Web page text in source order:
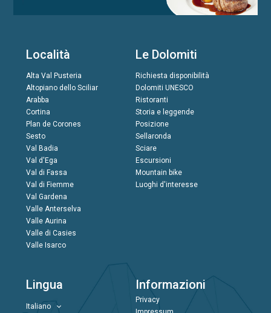
Località
Alta Val Pusteria
Altopiano dello Sciliar
Arabba
Cortina
Plan de Corones
Sesto
Val Badia
Val d'Ega
Val di Fassa
Val di Fiemme
Val Gardena
Valle Anterselva
Valle Aurina
Valle di Casies
Valle Isarco
Le Dolomiti
Richiesta disponibilità
Dolomiti UNESCO
Ristoranti
Storia e leggende
Posizione
Sellaronda
Sciare
Escursioni
Mountain bike
Luoghi d'interesse
Lingua
Italiano
Informazioni
Privacy